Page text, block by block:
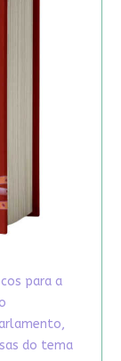
para a
do tema